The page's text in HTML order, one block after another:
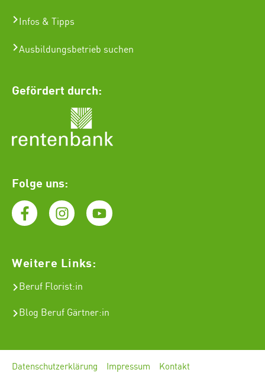
Infos & Tipps
Ausbildungsbetrieb suchen
Gefördert durch:
Folge uns:
Weitere Links:
Beruf Florist:in
Blog Beruf Gärtner:in
Datenschutzerklärung Impressum Kontakt